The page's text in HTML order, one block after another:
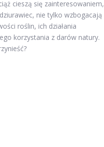
cieszą się zainteresowaniem,
nie tylko wzbogacają
roślin, ich działania
korzystania z darów natury.